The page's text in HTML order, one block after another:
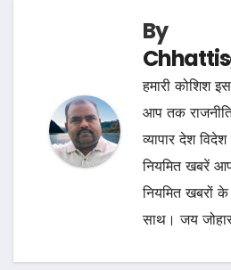
By
हमारी कोशिश
आप तक
व्यापार देश
नियमित खबरें
नियमित खबरों
साथ। जय